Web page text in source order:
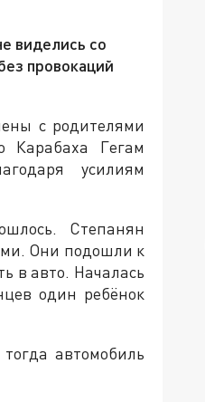
виделись со
провокаций
с родителями
Карабаха Гегам
усилиям
Степанян
Они подошли к
в авто. Началась
один ребёнок
автомобиль